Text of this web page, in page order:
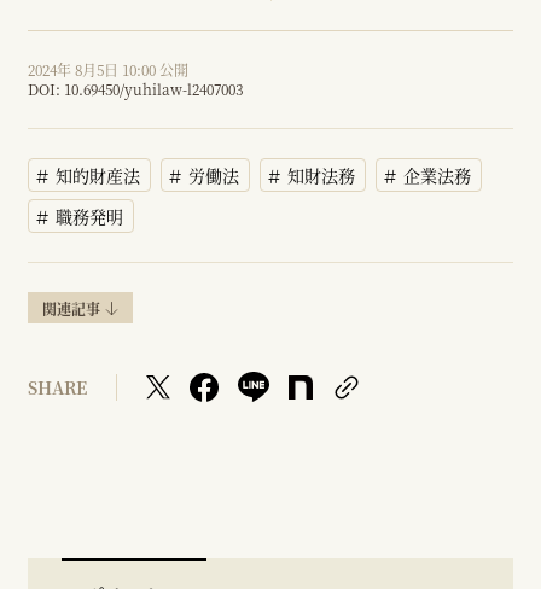
2024年 8月5日 10:00 公開
DOI: 10.69450/yuhilaw-l2407003
知的財産法 労働法 知財法務
企業法務
職務発明
関連記事
SHARE